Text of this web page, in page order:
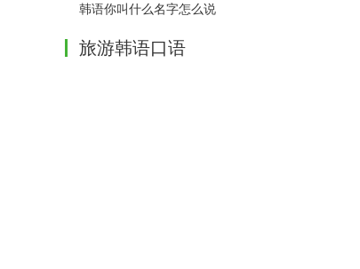
韩语你叫什么名字怎么说
旅游韩语口语